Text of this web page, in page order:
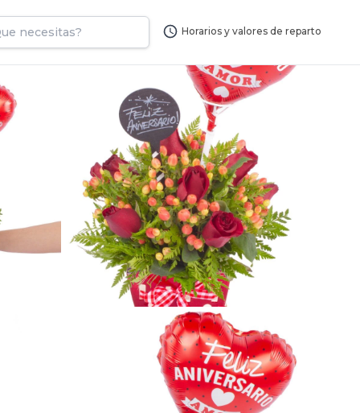
Horarios y valores de reparto